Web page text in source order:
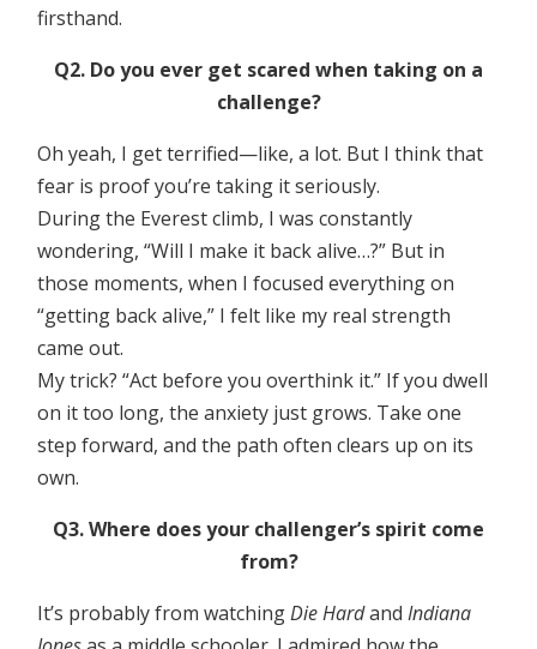
firsthand.
Q2. Do you ever get scared when taking on a
challenge?
Oh yeah, I get terrified—like, a lot. But I think that
fear is proof you’re taking it seriously.
During the Everest climb, I was constantly
wondering, “Will I make it back alive…?” But in
those moments, when I focused everything on
“getting back alive,” I felt like my real strength
came out.
My trick? “Act before you overthink it.” If you dwell
on it too long, the anxiety just grows. Take one
step forward, and the path often clears up on its
own.
Q3. Where does your challenger’s spirit come
from?
It’s probably from watchingDie Hardand Indiana